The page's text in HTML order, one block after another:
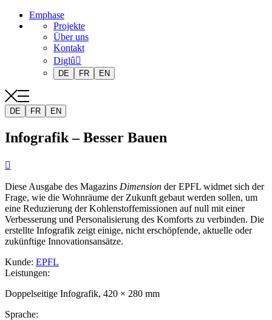
Emphase
Projekte
Über uns
Kontakt
Diglû
DE FR EN
DE FR EN
Infografik – Besser Bauen

Diese Ausgabe des Magazins Dimension der EPFL widmet sich der
Frage, wie die Wohnräume der Zukunft gebaut werden sollen, um
eine Reduzierung der Kohlenstoffemissionen auf null mit einer
Verbesserung und Personalisierung des Komforts zu verbinden. Die
erstellte Infografik zeigt einige, nicht erschöpfende, aktuelle oder
zukünftige Innovationsansätze.
Kunde: EPFL
Leistungen:
Doppelseitige Infografik, 420 × 280 mm
Sprache: